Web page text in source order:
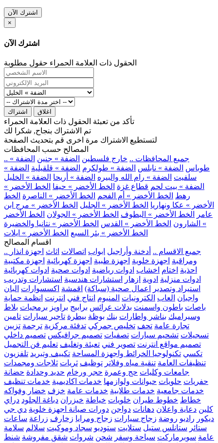
اشترك الآن
×
اشترك الآن
الحقول ذات العلامة الحمراء حقول مطلوبة
اشتراك اغلاق
تأكد من تعبئة الحقول ذات العلامة الحمراء
تم الاشتراك بنجاح, شكرا لك
لتستطيع الاشتراك مرة اخرى قم بتحديث الصفحة
المصالح حسب المحافظات
.. جميع المحافظات .. خارج فلسطين الضفة » جنين الضفة »
طوباس الضفة » نابلس الضفة » طولكرم الضفة » قلقيلية الضفة »
سلفيت الضفة » رام الله والبيره الضفة » أريحا الضفة » الخليل
الضفة » بيت لحم قطاع غزة الخط الأخضر » حيفا الخط الأخضر »
رهط الخط الأخضر » أم الفحم الخط الأخضر » الناصرة الخط
الأخضر » عكا ونهاريا الخط الأخضر » الجليل الخط الأخضر » مرج ابن
عامر
الخط الأخضر » البطوف الخط الأخضر » الجولان الخط الأخضر
» الشارون الخط الأخضر » القدس الخط الأخضر » نتانيا والخضيرة
الخط الأخضر » بئر السبع الخط الأخضر » ايلات
اقسام المصالح
.. جميع الاقسام .. أدخنة وأراجيل ابواب اتصالات اثاث اجهزة انذار
ومراقبة اجهزة خلوية اجهزة طبية اجهزة كهربائية اجهزة مكتبية
احذية اختام اخشاب ادوات رياضية ادوات صحية ادوات كهربائية
ادوات منزلية ادوية ازهار استشارات هندسية استشارات وتدريب
استيراد وتصدير
اعمال صحية (سباكة) اقمشة اكسسوارات البان
واجبان العاب الكترونيات المنيوم انتاج فني انترنت انظمة حماية
باصات باطون واسمنت بدلات عرائس برابيج براويز برمجيات بلاط
وسيراميك بناشر واطارات بنك بوظة بيطرة تاجير سيارات تامين
تجارة عامة تحف تخليص جمركي تدفئة مركزية ترجمة تزيين
تسجيلات تشحيم سيارات تصفيات تصميم جرافيكس تصميم داخلي
تصميم مواقع انترنت تصوير فني تعبئة وتغليف تعليم فن التجميل
تكسي تكنولوجيا الخرائط واجهزة المساحة تكييف وتبريد تلفزيون
تنظيفات العامة تنقية مياه وفلاتر توظيف ثريات ثلاجات ومجمدات
جامعات وكليات حج وعمرة حجر ورخام حديد وحدادة حضانة
حفريات حلويات حيوانات ولوازمها خدمات اكاديمية خدمات تنظيف
خدمات جامعية خدمات طلابية خدمات عامة خزف خضار وفواكه
خطاط خطوط طيران خلويات خياطة خيزران دباغة الجلود دراي
كلين دعاية واعلان دهانات دواجن دورات صيانة اجهزة خلوية دي جي
ديكور راديو روضة زجاج سيارات زجاج ومرايا زخارف زراعة ساعات
ستائر ستانلس ستيل ستلايت ستوديو سجاد وموكيت سلالم سلامة
عامة سوبرماركت سياحة وسفر شحن شروات شقق مفروشة شنط